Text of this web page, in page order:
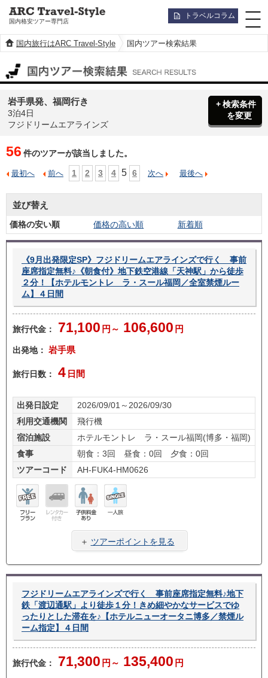
国内格安ツアー専門店
トラベルコラム
国内旅行はARC Travel-Style 国内ツアー検索結果
岩手県発、福岡行き
3泊4日
フジドリームエアラインズ
検索条件
を変更
56 件のツアーが該当しました。
最初へ 前へ 1 2 3 4 5 6 次へ 最後へ
並び替え
価格の安い順 価格の高い順 新着順
《9月出発限定SP》フジドリームエアラインズで行く 事前
座席指定無料♪《朝食付》地下鉄空港線「天神駅」から徒歩
２分！【ホテルモントレ ラ・スール福岡／全室禁煙ルー
ム】４日間
旅行代金： 71,100 円～ 106,600 円
出発地： 岩手県
旅行日数： 4 日間
出発日設定
2026/09/01～2026/09/30
利用交通機関
飛行機
宿泊施設
ホテルモントレ ラ・スール福岡(博多・福岡)
食事
朝食：3回 昼食：0回 夕食：0回
ツアーコード
AH-FUK4-HM0626
料金
旅
＋ ツアーポイントを見る
フジドリームエアラインズで行く 事前座席指定無料♪地下
鉄「渡辺通駅」より徒歩１分！きめ細やかなサービスでゆ
ったりとした滞在を♪【ホテルニューオータニ博多／禁煙ル
ーム指定】４日間
旅行代金： 71,300 円～ 135,400 円